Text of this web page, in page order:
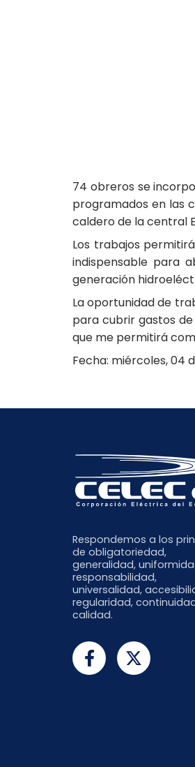
74 obreros se
programados en las
caldero de la central
Los trabajos
indispensable para
generación
La oportunidad de
para cubrir gastos de
que me permitirá
Fecha: miércoles, 04
Respondemos a los
de obligatoriedad,
generalidad,
responsabilidad,
universalidad,
regularidad,
calidad.